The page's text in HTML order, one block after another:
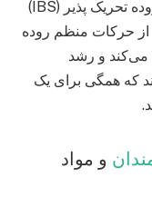
مانند یبوست، دیورتیکولوز و سندرم روده تحریک پذیر (IBS)
از حرکات منظم روده
می‌کند و رشد
که همگی برای یک
و مواد